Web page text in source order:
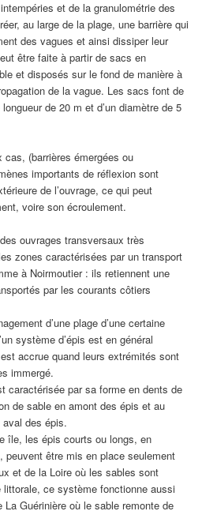
et de la granulométrie des
au large de la plage, une barrière qui
des vagues et ainsi dissiper leur
être faite à partir de sacs en
et disposés sur le fond de manière à
de la vague. Les sacs font de
de 20 m et d’un diamètre de 5
(barrières émergées ou
importants de réflexion sont
de l’ouvrage, ce qui peut
voire son écroulement.
ouvrages transversaux très
zones caractérisées par un transport
à Noirmoutier : ils retiennent une
par les courants côtiers
d’une plage d’une certaine
système d’épis est en général
accrue quand leurs extrémités sont
immergé.
caractérisée par sa forme en dents de
de sable en amont des épis et au
des épis.
île, les épis courts ou longs, en
peuvent être mis en place seulement
et de la Loire où les sables sont
littorale, ce système fonctionne aussi
Guérinière où le sable remonte de